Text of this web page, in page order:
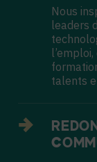
Nous
leaders
talents